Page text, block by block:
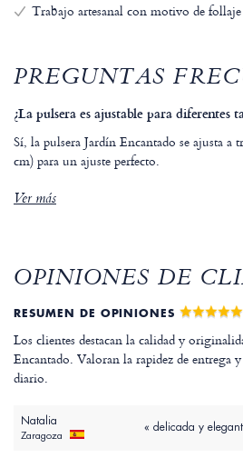
Trabajo artesanal con motivo de
PREGUNTAS
¿La pulsera es ajustable para diferentes
Sí, la pulsera Jardín Encantado se ajusta a
cm) para un ajuste perfecto.
Ver más
OPINIONES DE
RESUMEN DE OPINIONES
Los clientes destacan la calidad y
Encantado. Valoran la rapidez de entrega
diario.
Natalia
Zaragoza
« delicada y